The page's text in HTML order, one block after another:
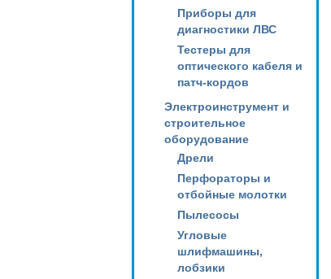
Приборы для
диагностики ЛВС
Тестеры для
оптического кабеля и
патч-кордов
Электроинструмент и
строительное
оборудование
Дрели
Перфораторы и
отбойные молотки
Пылесосы
Угловые
шлифмашины,
лобзики